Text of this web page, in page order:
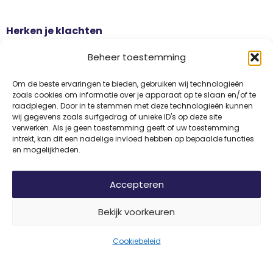
Beheer toestemming
Om de beste ervaringen te bieden, gebruiken wij technologieën
zoals cookies om informatie over je apparaat op te slaan en/of te
raadplegen. Door in te stemmen met deze technologieën kunnen
wij gegevens zoals surfgedrag of unieke ID's op deze site
verwerken. Als je geen toestemming geeft of uw toestemming
intrekt, kan dit een nadelige invloed hebben op bepaalde functies
en mogelijkheden.
Accepteren
Bekijk voorkeuren
Cookiebeleid
Herken je klachten
Griep
Haaruitval
Overgangsklachten
DisclaimerPrivacyAlgemene voorwaarden
© 2026 Vitamine Informatiebureau | Copyright | Met trots ontwikkeld